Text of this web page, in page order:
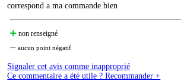
correspond a ma commande.bien
non renseigné
aucun point négatif
Signaler cet avis comme inapproprié
Ce commentaire a été utile ? Recommander +